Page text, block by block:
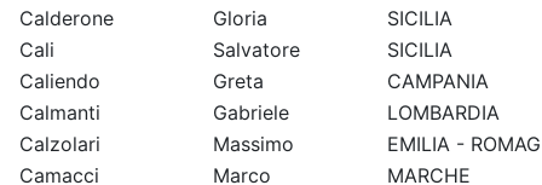
Calderone
Gloria
SICILIA
Cali
Salvatore
SICILIA
Caliendo
Greta
CAMPANIA
Calmanti
Gabriele
LOMBARDIA
Calzolari
Massimo
EMILIA -
Camacci
Marco
MARCHE